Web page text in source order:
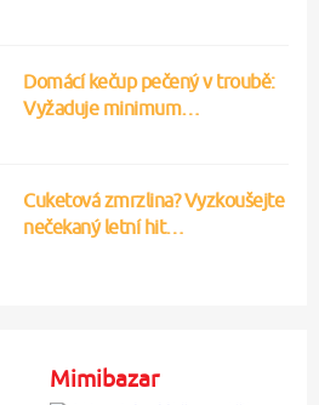
Domácí kečup pečený v troubě:
Vyžaduje minimum…
Cuketová zmrzlina? Vyzkoušejte
nečekaný letní hit…
Mimibazar